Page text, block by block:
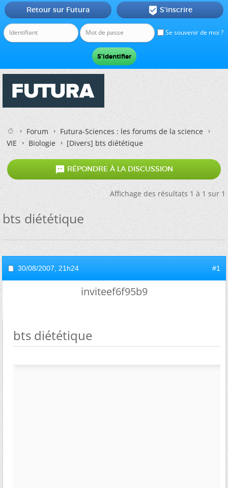
Se souvenir de moi ?
Retour sur Futura  S'inscrire
Forum
Futura-Sciences : les forums de la science
VIE
Biologie [Divers]bts diététique
 RÉPONDRE À LA DISCUSSION
Affichage des résultats 1 à 1 sur 1
bts diététique
30/08/2007, 21h24 #1
inviteef6f95b9
bts diététique